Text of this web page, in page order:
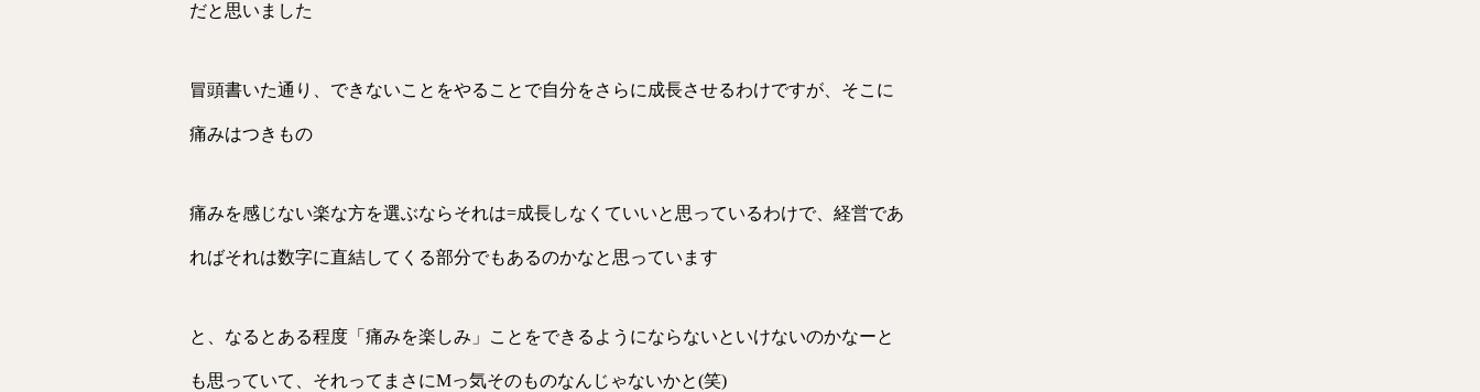
だと思いました
冒頭書いた通り、できないことをやることで自分をさらに成長させるわけですが、そこに
痛みはつきもの
痛みを感じない楽な方を選ぶならそれは=成長しなくていいと思っているわけで、経営であ
ればそれは数字に直結してくる部分でもあるのかなと思っています
と、なるとある程度「痛みを楽しみ」ことをできるようにならないといけないのかなーと
も思っていて、それってまさにMっ気そのものなんじゃないかと(笑)